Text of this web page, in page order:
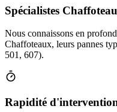
Spécialistes
Nous connaissons en
Chaffoteaux, leurs pannes
501, 607).
Rapidité